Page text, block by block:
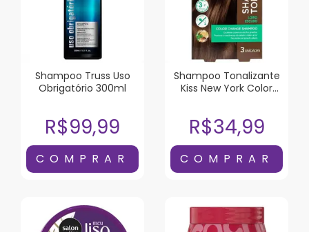
Shampoo Truss Uso
Obrigatório 300ml
R$99,99
Shampoo Tonalizante
Kiss New York Color
R$34,99